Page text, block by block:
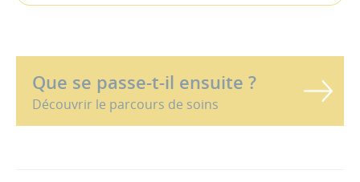
Que se passe-t-il ensuite ?
Découvrir le parcours de soins